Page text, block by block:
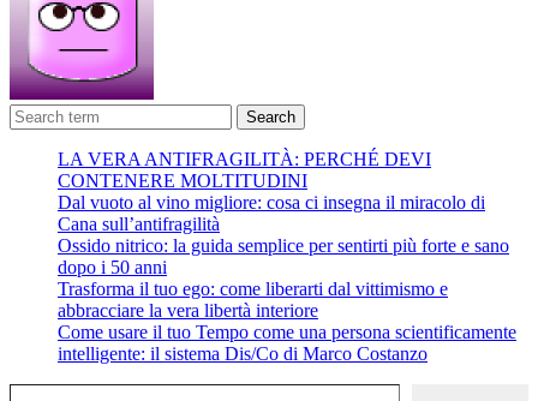
Search
LA VERA ANTIFRAGILITÀ: PERCHÉ DEVI
CONTENERE MOLTITUDINI
Dal vuoto al vino migliore: cosa ci insegna il miracolo di
Cana sull’antifragilità
Ossido nitrico: la guida semplice per sentirti più forte e sano
dopo i 50 anni
Trasforma il tuo ego: come liberarti dal vittimismo e
abbracciare la vera libertà interiore
Come usare il tuo Tempo come una persona scientificamente
intelligente: il sistema Dis/Co di Marco Costanzo
Digita la tua e-mail...